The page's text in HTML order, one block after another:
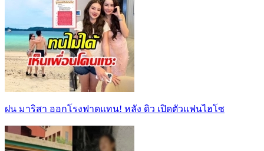
ฝน มาริสา ออกโรงฟาดแทน! หลัง ดิว เปิดตัวแฟนไฮโซ